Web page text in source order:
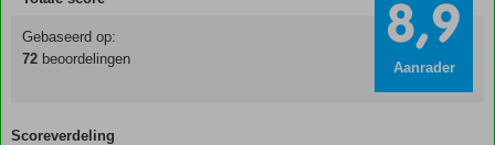
Gebaseerd op:
72 beoordelingen 8,9
Aanrader
Scoreverdeling